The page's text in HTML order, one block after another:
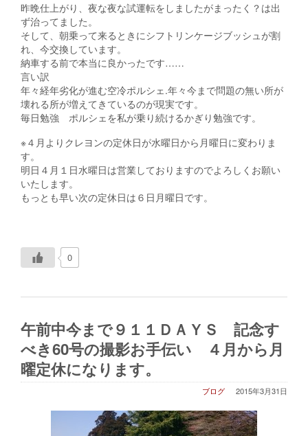
昨晩仕上がり、夜な夜な試運転をしましたがまったく？は出
ず治ってました。
そして、朝乗って来るときにシフトリンケージブッシュが割
れ、今交換しています。
納車する前で本当に良かったです……
言い訳
年々経年劣化が進む空冷ポルシェ.年々今まで問題の無い所が
壊れる所が増えてきているのが現実です。
毎日勉強 ポルシェを私が乗り続けるかぎり勉強です。
※４月よりクレヨンの定休日が水曜日から月曜日に変わりま
す。
明日４月１日水曜日は営業しておりますのでよろしくお願い
いたします。
もっとも早い次の定休日は６日月曜日です。
0
午前中今まで９１１ＤＡＹＳ 記念す
べき60号の撮影お手伝い ４月から月
曜定休になります。
2015年3月31日
ブログ